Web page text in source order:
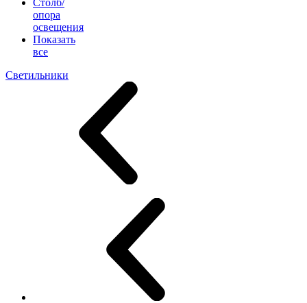
Столб/
опора
освещения
Показать
все
Светильники